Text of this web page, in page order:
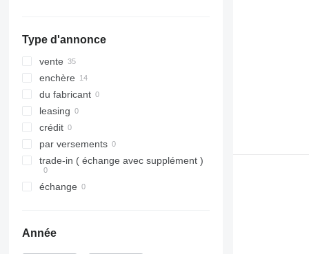
Type d'annonce
vente
enchère
du fabricant
leasing
crédit
par versements
trade-in ( échange avec supplément )
échange
Année